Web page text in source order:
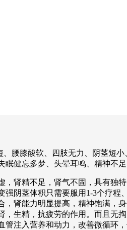
腰膝酸软、四肢无力、阴茎短
健忘多梦、头晕耳鸣、精神不足
肾精不足，肾气不固，具有独
阴茎体积只需要服用1-3个疗
肾能力明显提高，精神饱满，
生精，抗疲劳的作用。而且无
注入营养和动力，改善微循环